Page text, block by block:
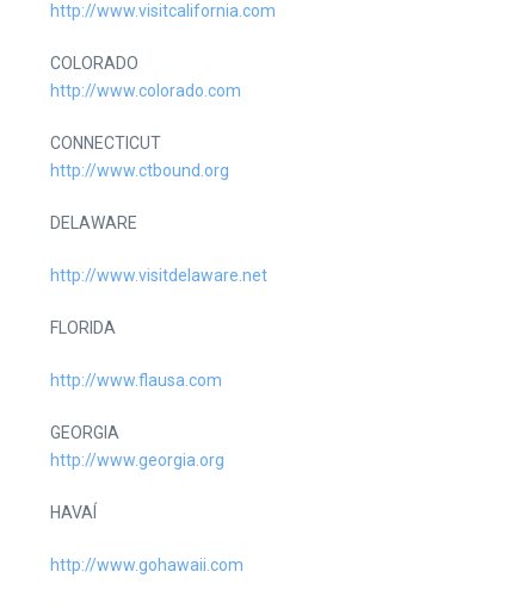
http://www.visitcalifornia.com
COLORADO
http://www.colorado.com
CONNECTICUT
http://www.ctbound.org
DELAWARE
http://www.visitdelaware.net
FLORIDA
http://www.flausa.com
GEORGIA
http://www.georgia.org
HAVAÍ
http://www.gohawaii.com